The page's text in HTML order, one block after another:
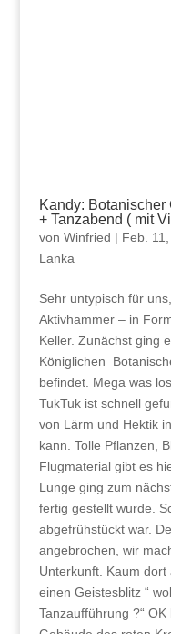
Kandy: Botanischer
+ Tanzabend ( mit
von Winfried | Feb.
Lanka
Sehr untypisch für
Aktivhammer – in
Keller. Zunächst ging
Königlichen
befindet. Mega was
TukTuk ist schnell
von Lärm und Hektik
kann. Tolle Pflanzen,
Flugmaterial gibt es
Lunge ging zum
fertig gestellt wurde.
abgefrühstückt war.
angebrochen, wir
Unterkunft. Kaum
einen Geistesblitz “
Tanzaufführung ?“